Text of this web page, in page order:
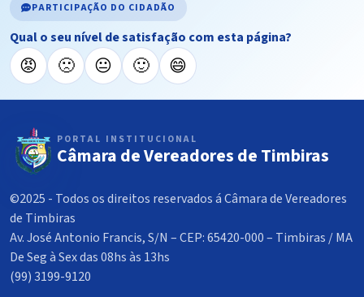
PARTICIPAÇÃO DO CIDADÃO
Qual o seu nível de satisfação com esta página?
😡 🙁 😐 🙂 😄
PORTAL INSTITUCIONAL
Câmara de Vereadores de Timbiras
©2025 - Todos os direitos reservados á Câmara de Vereadores
de Timbiras
Av. José Antonio Francis, S/N – CEP: 65420-000 – Timbiras / MA
De Seg à Sex das 08hs às 13hs
(99) 3199-9120